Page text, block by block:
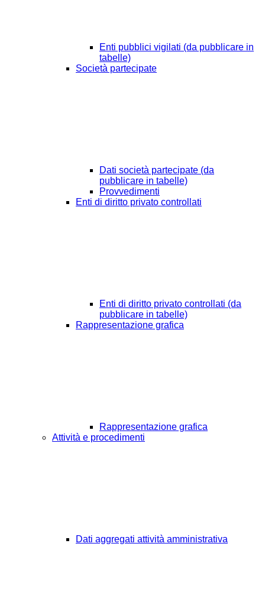
Enti pubblici vigilati (da pubblicare in
tabelle)
Società partecipate
Dati società partecipate (da
pubblicare in tabelle)
Provvedimenti
Enti di diritto privato controllati
Enti di diritto privato controllati (da
pubblicare in tabelle)
Rappresentazione grafica
Rappresentazione grafica
Attività e procedimenti
Dati aggregati attività amministrativa